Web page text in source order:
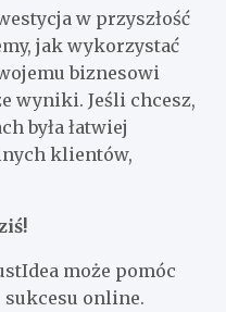
w przyszłość
jak wykorzystać
biznesowi
wyniki. Jeśli chcesz,
była łatwiej
klientów,
może pomóc
online.